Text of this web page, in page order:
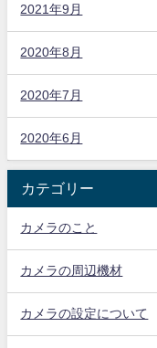
2021年9月
2020年8月
2020年7月
2020年6月
カテゴリー
カメラのこと
カメラの周辺機材
カメラの設定について